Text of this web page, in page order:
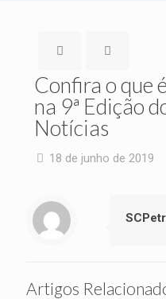
Confira o que
na 9ª Edição
Notícias
18 de junho de 2019
Artigos